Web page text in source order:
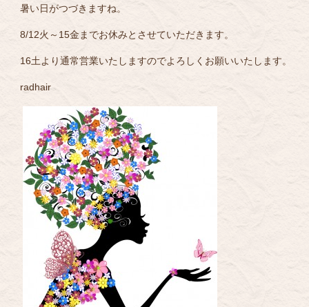
暑い日がつづきますね。
8/12火～15金までお休みとさせていただきます。
16土より通常営業いたしますのでよろしくお願いいたします。
radhair